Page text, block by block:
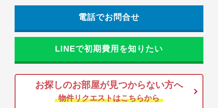
電話でお問合せ
LINEで初期費用を知りたい
お探しのお部屋が見つからない方へ
物件リクエストはこちらから